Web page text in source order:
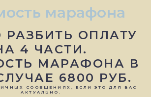
марафона
ОПЛАТУ
4 ЧАСТИ.
МАРАФОНА В
6800 РУБ.
СООБЩЕНИЯХ, ЕСЛИ ЭТО ДЛЯ ВАС
АКТУАЛЬНО.